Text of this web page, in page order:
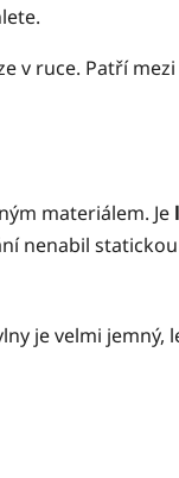
v ruce. Patří
materiálem. Je
nenabil
je velmi jemný,